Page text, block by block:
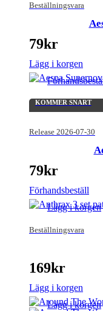
Beställningsvara
79kr
Lägg i korgen
KOMMER SNART
Release 2026-07-30
79kr
Förhandsbeställ
Beställningsvara
Lägg i korgen
169kr
Lägg i korgen
Lägg i korgen